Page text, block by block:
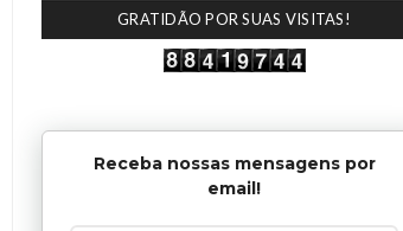
GRATIDÃO POR SUAS VISITAS!
Receba nossas mensagens por
email!